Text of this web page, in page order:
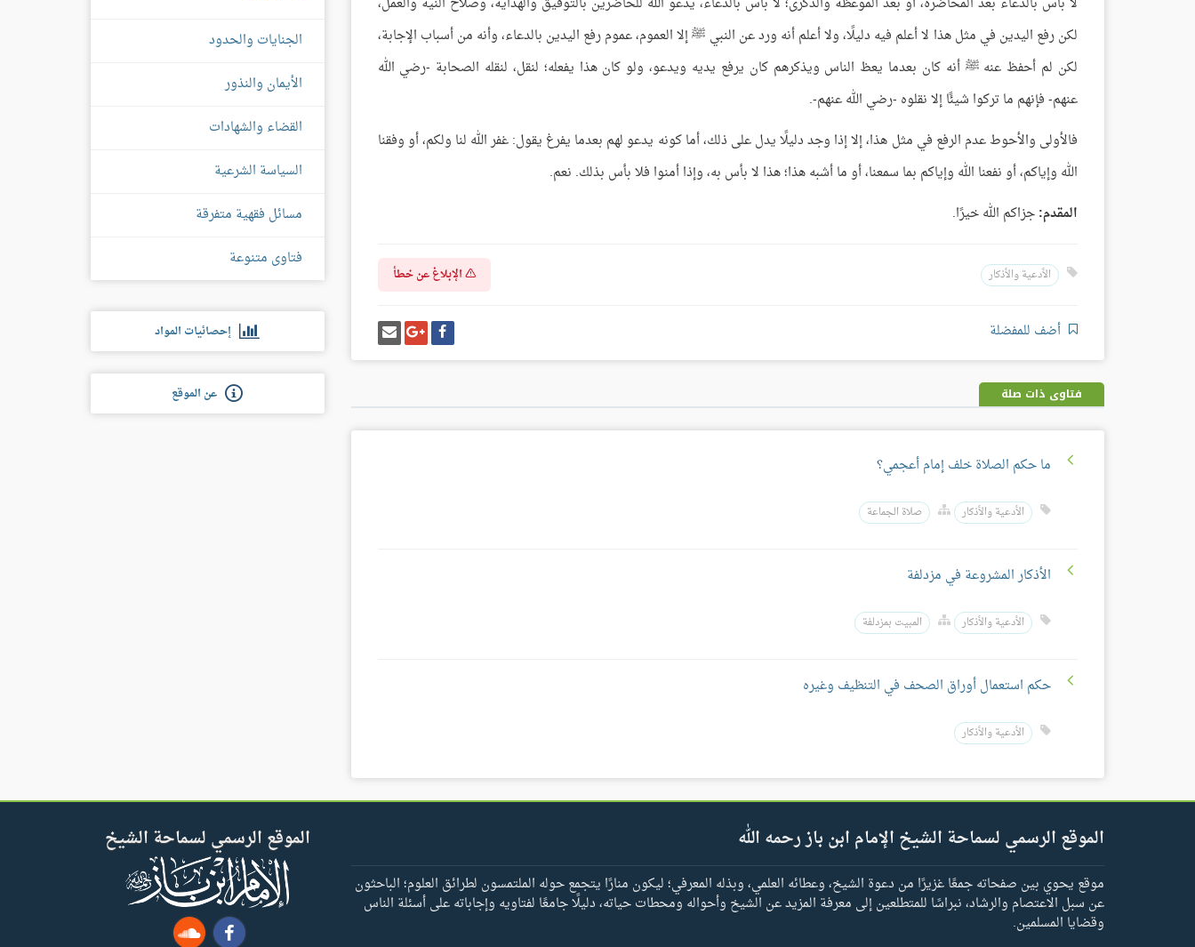
لكن رفع اليدين في مثل هذا لا أعلم فيه دليلًا، ولا أعلم أنه ورد عن النبي ﷺ إلا العموم، عموم رفع اليدين بالدعاء، وأنه من أسباب الإجابة،
لكن لم أحفظ عنه ﷺ أنه كان بعدما يعظ الناس ويذكرهم كان يرفع يديه ويدعو، ولو كان هذا يفعله؛ لنقل، لنقله الصحابة -رضي الله
عنهم- فإنهم ما تركوا شيئًا إلا نقلوه -رضي الله عنهم-.
فالأولى والأحوط عدم الرفع في مثل هذا، إلا إذا وجد دليلًا يدل على ذلك، أما كونه يدعو لهم بعدما يفرغ يقول: غفر الله لنا ولكم، أو وفقنا
الله وإياكم، أو نفعنا الله وإياكم بما سمعنا، أو ما أشبه هذا؛ هذا لا بأس به، وإذا أمنوا فلا بأس بذلك. نعم.
المقدم:جزاكم الله خيرًا.
الأدعية والأذكار الإبلاغ عن خطأ
أضف للمفضلة شارك
على
فيسبوك
شارك
على
غوغل
بلس
إرسل
إيميل
فتاوى ذات صلة
ما حكم الصلاة خلف إمام أعجمي؟
الأدعية والأذكار صلاة الجماعة
الأذكار المشروعة في مزدلفة
الأدعية والأذكار المبيت بمزدلفة
حكم استعمال أوراق الصحف في التنظيف وغيره
الأدعية والأذكار
الجنايات والحدود
الأيمان والنذور
القضاء والشهادات
السياسة الشرعية
مسائل فقهية متفرقة
فتاوى متنوعة
إحصائيات المواد
عن الموقع
الموقع الرسمي لسماحة الشيخ الإمام ابن باز رحمه الله
موقع يحوي بين صفحاته جمعًا غزيرًا من دعوة الشيخ، وعطائه العلمي، وبذله المعرفي؛ ليكون منارًا يتجمع حوله الملتمسون لطرائق العلوم؛ الباحثون
عن سبل الاعتصام والرشاد، نبراسًا للمتطلعين إلى معرفة المزيد عن الشيخ وأحواله ومحطات حياته، دليلًا جامعًا لفتاويه وإجاباته على أسئلة الناس
وقضايا المسلمين.
الموقع الرسمي لسماحة الشيخ